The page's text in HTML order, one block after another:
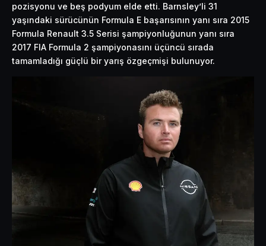
pozisyonu ve beş podyum elde etti. Barnsley’li 31
yaşındaki sürücünün Formula E başarısının yanı sıra 2015
Formula Renault 3.5 Serisi şampiyonluğunun yanı sıra
2017 FIA Formula 2 şampiyonasını üçüncü sırada
tamamladığı güçlü bir yarış özgeçmişi bulunuyor.